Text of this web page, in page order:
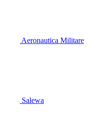
Aeronautica Militare
Salewa